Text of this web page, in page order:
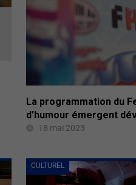
La programmation du
d’humour émergent
18 mai 2023
CULTUREL